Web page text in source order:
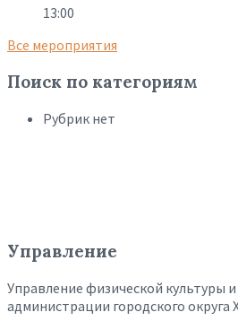
13:00
Все мероприятия
Поиск по категориям
Рубрик нет
Управление
Управление физической культуры
администрации городского округа